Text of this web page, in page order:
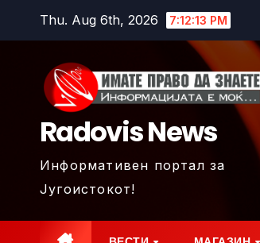
Thu. Aug 6th, 2026 7:12:15 PM
Radovis News
Информативен портал за
Југоистокот!